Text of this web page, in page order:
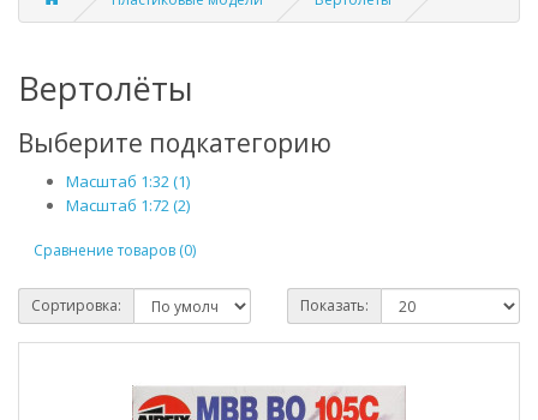
Вертолёты
Выберите подкатегорию
Масштаб 1:32 (1)
Масштаб 1:72 (2)
Сравнение товаров (0)
Сортировка: Показать: